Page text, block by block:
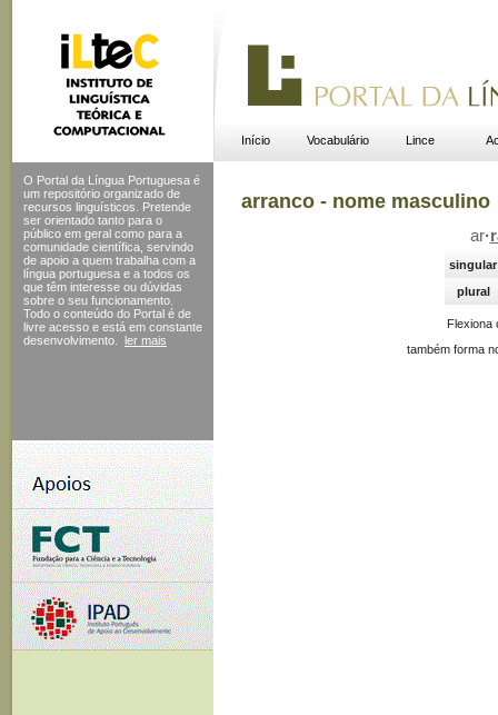
Início Vocabulário Lince
O Portal da Língua Portuguesa é
um repositório organizado de
recursos linguísticos. Pretende
ser orientado tanto para o
público em geral como para a
comunidade científica, servindo
de apoio a quem trabalha com a
língua portuguesa e a todos os
que têm interesse ou dúvidas
sobre o seu funcionamento.
Todo o conteúdo do Portal é de
livre acesso e está em constante
desenvolvimento.
ler mais
arranco - nome masculino
ar·
singular
plural
Flexiona
também forma